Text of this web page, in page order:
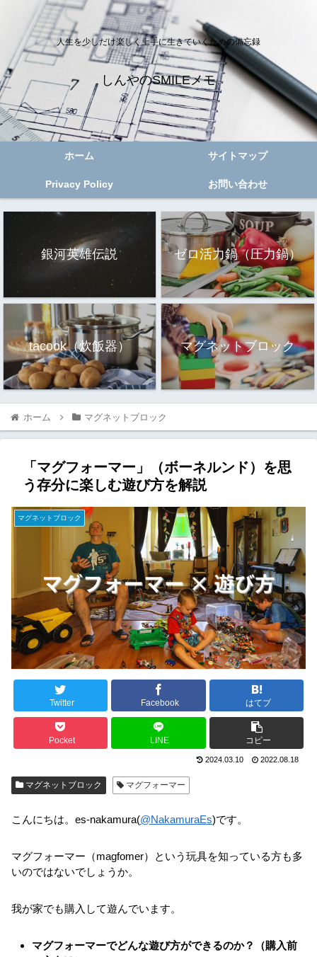
人生を少しだけ楽しく上手に生きていくための備忘録
しんやのSMILEメモ
ホーム サイトマップ
Privacy Policy お問い合わせ
銀河英雄伝説 ゼロ活力鍋（圧力鍋）
tacook（炊飯器） マグネットブロック
ホーム マグネットブロック
「マグフォーマー」（ボーネルンド）を思
う存分に楽しむ遊び方を解説
マグネットブロック
Twitter Facebook はてブ
Pocket LINE コピー
2024.03.10 2022.08.18
マグネットブロック マグフォーマー
こんにちは。es-nakamura(@NakamuraEs)です。
マグフォーマー（magfomer）という玩具を知っている方も多
いのではないでしょうか。
我が家でも購入して遊んでいます。
マグフォーマーでどんな遊び方ができるのか？（購入前